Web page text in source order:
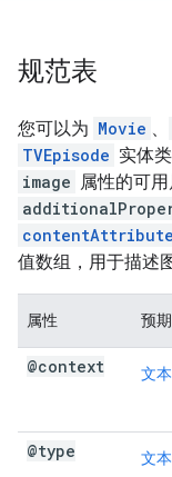
规范表
您可以为 Movie 、
TVEpisode 实体
image 属性的可
值数组，用于描述
属性 预
@context 文本
@type 文本